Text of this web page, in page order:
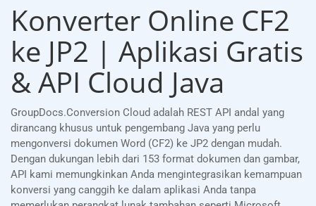
Konverter Online CF2
ke JP2 | Aplikasi Gratis
& API Cloud Java
GroupDocs.Conversion Cloud adalah REST API andal yang
dirancang khusus untuk pengembang Java yang perlu
mengonversi dokumen Word (CF2) ke JP2 dengan mudah.
Dengan dukungan lebih dari 153 format dokumen dan gambar,
API kami memungkinkan Anda mengintegrasikan kemampuan
konversi yang canggih ke dalam aplikasi Anda tanpa